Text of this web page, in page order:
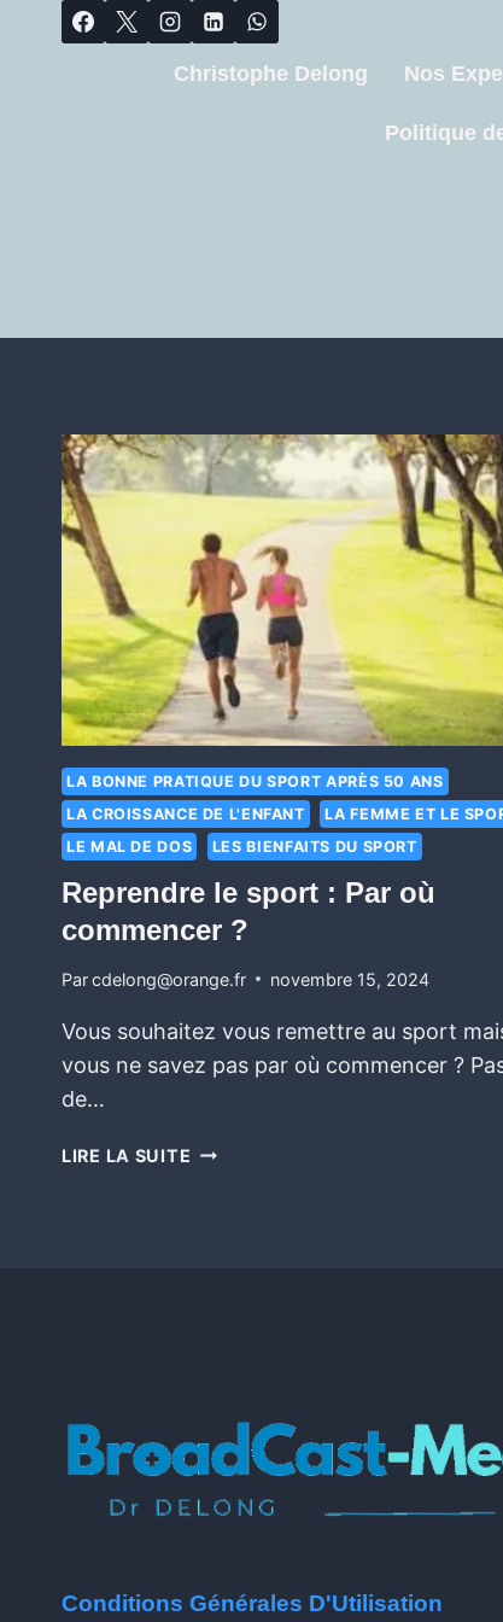
Christophe Delong Nos
Politique
LA BONNE PRATIQUE DU SPORT APRÈS 50 ANS
LA CROISSANCE DE L'ENFANT
LA FEMME ET LE
LE MAL DE DOS
LES BIENFAITS DU SPORT
Reprendre le sport : Par où
commencer ?
Parcdelong@orange.fr novembre 15, 2024
Vous souhaitez vous remettre au sport
vous ne savez pas par où commencer ?
de…
LIRE LA SUITE
Conditions Générales D'Utilisation